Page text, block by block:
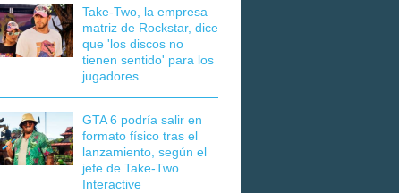
Take-Two, la empresa
matriz de Rockstar, dice
que 'los discos no
tienen sentido' para los
jugadores
GTA 6 podría salir en
formato físico tras el
lanzamiento, según el
jefe de Take-Two
Interactive